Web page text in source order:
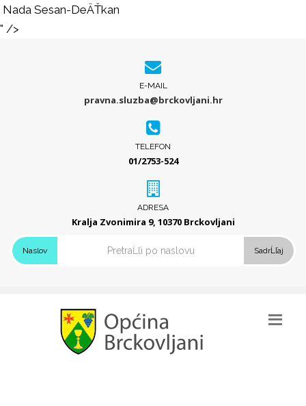
Nada Sesan-DeÄŤkan
" />
E-MAIL
pravna.sluzba@brckovljani.hr
TELEFON
01/2753-524
ADRESA
Kralja Zvonimira 9, 10370 Brckovljani
Naslov SadrĹľaj